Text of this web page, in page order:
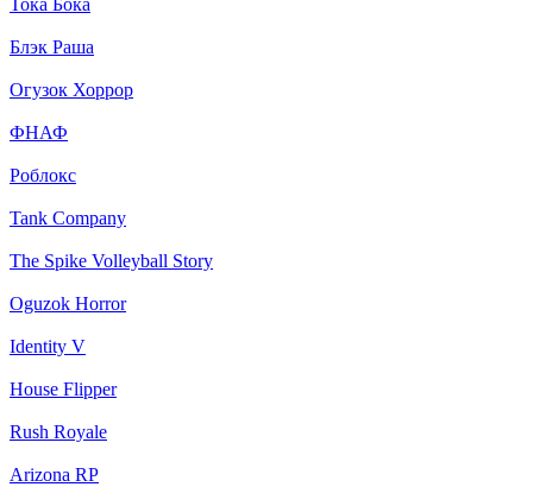
Тока Бока
Блэк Раша
Огузок Хоррор
ФНАФ
Роблокс
Tank Company
The Spike Volleyball Story
Oguzok Horror
Identity V
House Flipper
Rush Royale
Arizona RP